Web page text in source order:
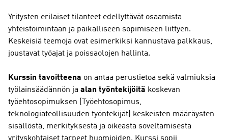
Yritysten erilaiset tilanteet edellyttävät osaamista
yhteistoimintaan ja paikalliseen sopimiseen liittyen.
Keskeisiä teemoja ovat esimerkiksi kannustava palkkaus,
joustavat työajat ja poissaolojen hallinta.
Kurssin tavoitteena on antaa perustietoa sekä valmiuksia
työlainsäädännön ja alan työntekijöitä koskevan
työehtosopimuksen (Työehtosopimus,
teknologiateollisuuden työntekijät) keskeisten määräysten
sisällöstä, merkityksestä ja oikeasta soveltamisesta